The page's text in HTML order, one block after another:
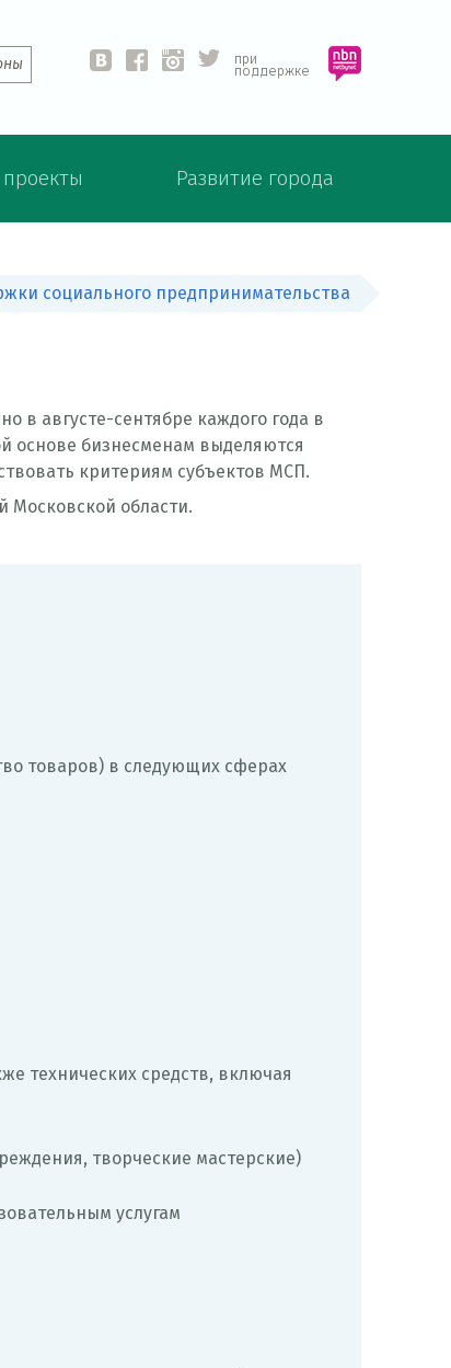
vk fb ins twit при
поддержке
Развитие города
социального предпринимательства
в августе-сентябре каждого года в
основе бизнесменам выделяются
критериям субъектов МСП.
Московской области.
товаров) в следующих сферах
технических средств, включая
творческие мастерские)
услугам